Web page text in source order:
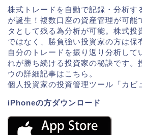
株式トレードを自動で記録・分析す
が誕生！複数口座の資産管理が可能
タとして残る為分析が可能。株式投
ではなく、勝負強い投資家の方は保
自分のトレードを振り返り分析して
れが勝ち続ける投資家の秘訣です。
ウの詳細記事はこちら。
個人投資家の投資管理ツール「カビ
iPhoneの方ダウンロード